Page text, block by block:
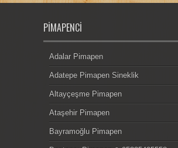
PIMAPENCI
Adalar Pimapen
Adatepe Pimapen Sineklik
Altayçeşme Pimapen
Ataşehir Pimapen
Bayramoğlu Pimapen